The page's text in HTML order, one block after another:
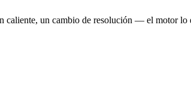
caliente, un cambio de resolución — el motor lo